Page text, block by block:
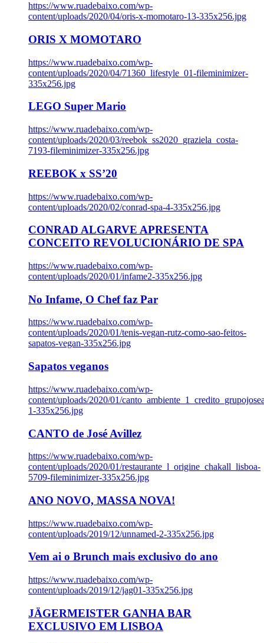
https://www.ruadebaixo.com/wp-
content/uploads/2020/04/oris-x-momotaro-13-335x256.jpg
ORIS X MOMOTARO
https://www.ruadebaixo.com/wp-
content/uploads/2020/04/71360_lifestyle_01-fileminimizer-
335x256.jpg
LEGO Super Mario
https://www.ruadebaixo.com/wp-
content/uploads/2020/03/reebok_ss2020_graziela_costa-
7193-fileminimizer-335x256.jpg
REEBOK x SS’20
https://www.ruadebaixo.com/wp-
content/uploads/2020/02/conrad-spa-4-335x256.jpg
CONRAD ALGARVE APRESENTA
CONCEITO REVOLUCIONÁRIO DE SPA
https://www.ruadebaixo.com/wp-
content/uploads/2020/01/infame2-335x256.jpg
No Infame, O Chef faz Par
https://www.ruadebaixo.com/wp-
content/uploads/2020/01/tenis-vegan-rutz-como-sao-feitos-
sapatos-vegan-335x256.jpg
Sapatos veganos
https://www.ruadebaixo.com/wp-
content/uploads/2020/01/
1-335x256.jpg
CANTO de José Avillez
https://www.ruadebaixo.com/wp-
content/uploads/2020/01/restaurante_l_origine_chakall_lisboa-
5709-fileminimizer-335x256.jpg
ANO NOVO, MASSA NOVA!
https://www.ruadebaixo.com/wp-
content/uploads/2019/12/unnamed-2-335x256.jpg
Vem ai o Brunch mais exclusivo do ano
https://www.ruadebaixo.com/wp-
content/uploads/2019/12/jag01-335x256.jpg
JÄGERMEISTER GANHA BAR
EXCLUSIVO EM LISBOA